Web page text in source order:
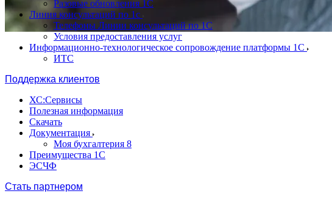
Разовые обновления 1С
Линия консультаций по 1с
Телефоны Линии консультаций по 1С
Условия предоставления услуг
Информационно-технологическое сопровождение платформы 1С
ИТС
Поддержка клиентов
ХС:Сервисы
Полезная информация
Скачать
Документация
Моя бухгалтерия 8
Преимущества 1С
ЭСЧФ
Стать партнером